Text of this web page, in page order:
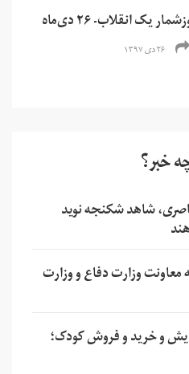
یک انقلاب- ۲۶ دی‌ماه
۲۶ دی ۱۳۹۷
خبر؟
شاهد شکنجه نوید
معاونت وزارت دفاع و وزارت
و خرید و فروش کودک؛